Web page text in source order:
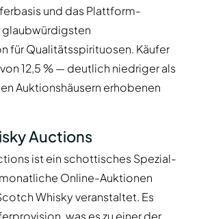
und das Plattform-
glaubwürdigsten
für Qualitätsspirituosen. Käufer
12,5 % — deutlich niedriger als
Auktionshäusern erhobenen
Auctions
ist ein schottisches Spezial-
Online-Auktionen
Whisky veranstaltet. Es
was es zu einer der